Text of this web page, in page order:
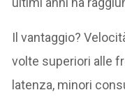
Il vantaggio?
volte superiori alle
latenza, minori